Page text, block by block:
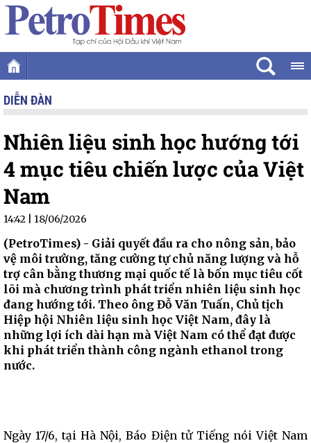
DIỄN ĐÀN
Nhiên liệu sinh học hướng tới
4 mục tiêu chiến lược của Việt
Nam
14:42 | 18/06/2026
(PetroTimes) - Giải quyết đầu ra cho nông sản, bảo
vệ môi trường, tăng cường tự chủ năng lượng và hỗ
trợ cân bằng thương mại quốc tế là bốn mục tiêu cốt
lõi mà chương trình phát triển nhiên liệu sinh học
đang hướng tới. Theo ông Đỗ Văn Tuấn, Chủ tịch
Hiệp hội Nhiên liệu sinh học Việt Nam, đây là
những lợi ích dài hạn mà Việt Nam có thể đạt được
khi phát triển thành công ngành ethanol trong
nước.
Ngày 17/6, tại Hà Nội, Báo Điện tử Tiếng nói Việt Nam